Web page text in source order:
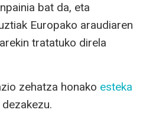
bat da, eta
Europako araudiaren
tratatuko direla
zehatza honako esteka